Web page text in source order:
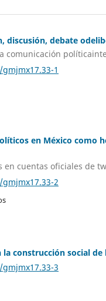
discusión, debate
comunicación
1
en México como
en cuentas oficiales de
2
construcción social
3